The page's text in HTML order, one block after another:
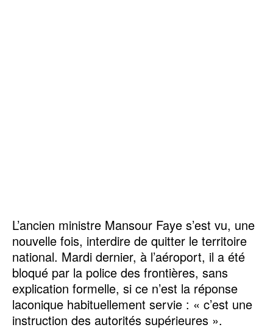
L’ancien ministre Mansour Faye s’est vu, une
nouvelle fois, interdire de quitter le territoire
national. Mardi dernier, à l’aéroport, il a été
bloqué par la police des frontières, sans
explication formelle, si ce n’est la réponse
laconique habituellement servie : « c’est une
instruction des autorités supérieures ».